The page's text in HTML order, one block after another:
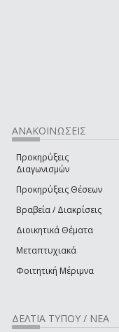
ΑΝΑΚΟΙΝΩΣΕΙΣ
Προκηρύξεις
Διαγωνισμών
Προκηρύξεις Θέσεων
Βραβεία / Διακρίσεις
Διοικητικά Θέματα
Μεταπτυχιακά
Φοιτητική Μέριμνα
ΔΕΛΤΙΑ ΤΥΠΟΥ / ΝΕΑ